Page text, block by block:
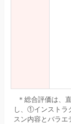
＊総合評価は、
し、①インスト
スン内容とバラ